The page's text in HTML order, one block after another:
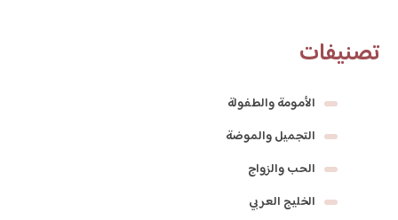
تصنيفات
الأمومة والطفولة
التجميل والموضة
الحب والزواج
الخليج العربي